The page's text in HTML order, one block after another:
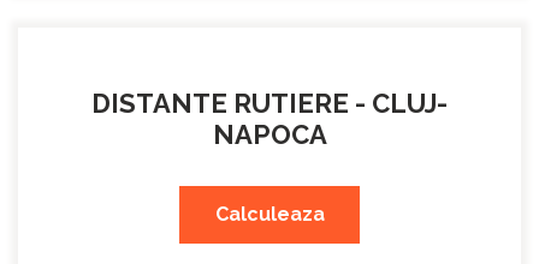
DISTANTE RUTIERE - CLUJ-
NAPOCA
Calculeaza